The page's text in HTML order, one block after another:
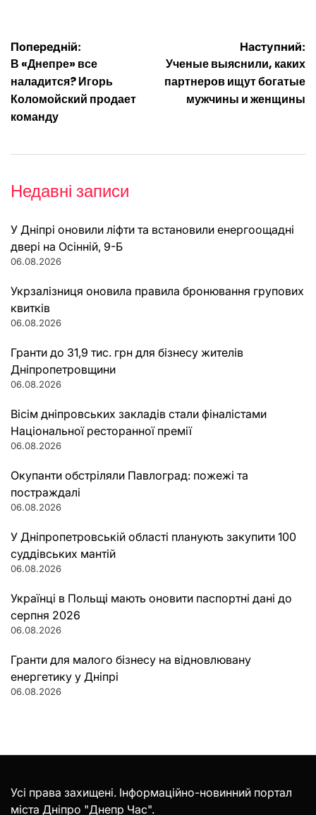
Навігація
записів
Попередній:
В «Днепре» все
наладится? Игорь
Коломойский продает
команду
Наступний:
Ученые выяснили, каких
партнеров ищут богатые
мужчины и женщины
Недавні записи
У Дніпрі оновили ліфти та встановили енергоощадні
двері на Осінній, 9-Б
06.08.2026
Укрзалізниця оновила правила бронювання групових
квитків
06.08.2026
Гранти до 31,9 тис. грн для бізнесу жителів
Дніпропетровщини
06.08.2026
Вісім дніпровських закладів стали фіналістами
Національної ресторанної премії
06.08.2026
Окупанти обстріляли Павлоград: пожежі та
постраждалі
06.08.2026
У Дніпропетровській області планують закупити 100
суддівських мантій
06.08.2026
Українці в Польщі мають оновити паспортні дані до
серпня 2026
06.08.2026
Гранти для малого бізнесу на відновлювану
енергетику у Дніпрі
06.08.2026
Усі права захищені. Інформаційно-новинний портал
міста Дніпро "Днепр Час".